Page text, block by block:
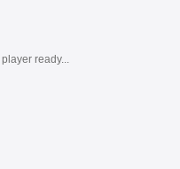
player ready...